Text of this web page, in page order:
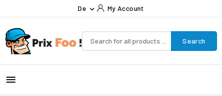
De  My Account
Search
